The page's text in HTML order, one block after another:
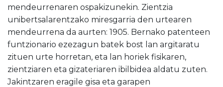
mendeurrenaren ospakizunekin. Zientzia
unibertsalarentzako miresgarria den urtearen
mendeurrena da aurten: 1905. Bernako patenteen
funtzionario ezezagun batek bost lan argitaratu
zituen urte horretan, eta lan horiek fisikaren,
zientziaren eta gizateriaren ibilbidea aldatu zuten.
Jakintzaren eragile gisa eta garapen